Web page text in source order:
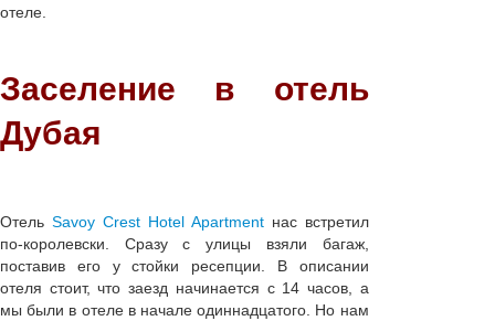
отеле.
Заселение в отель
Дубая
Отель Savoy Crest Hotel Apartmentнас встретил
по-королевски. Сразу с улицы взяли багаж,
поставив его у стойки ресепции. В описании
отеля стоит, что заезд начинается с 14 часов, а
мы были в отеле в начале одиннадцатого. Но нам